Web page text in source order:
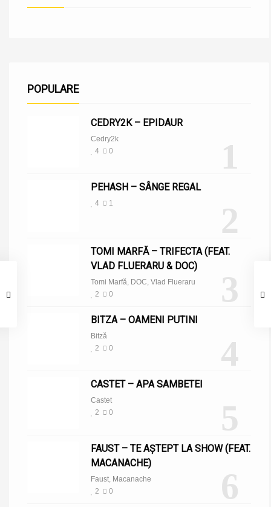
POPULARE
1
CEDRY2K – EPIDAUR
Cedry2k
4
0
2
PEHASH – SÂNGE REGAL
4 1
3
TOMI MARFĂ – TRIFECTA (FEAT.
VLAD FLUERARU & DOC)
Tomi Marfă, DOC,Vlad Flueraru
2
0
4
BITZA – OAMENI PUTINI
Bitză
2
0
5
CASTET – APA SAMBETEI
Castet
2
0
6
FAUST – TE AȘTEPT LA SHOW (FEAT.
MACANACHE)
Faust, Macanache
2
0